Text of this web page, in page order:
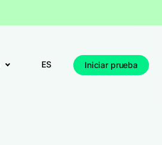
ES Iniciar prueba